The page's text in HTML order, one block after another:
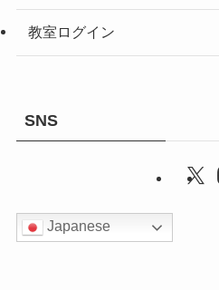
教室ログイン
SNS
Japanese